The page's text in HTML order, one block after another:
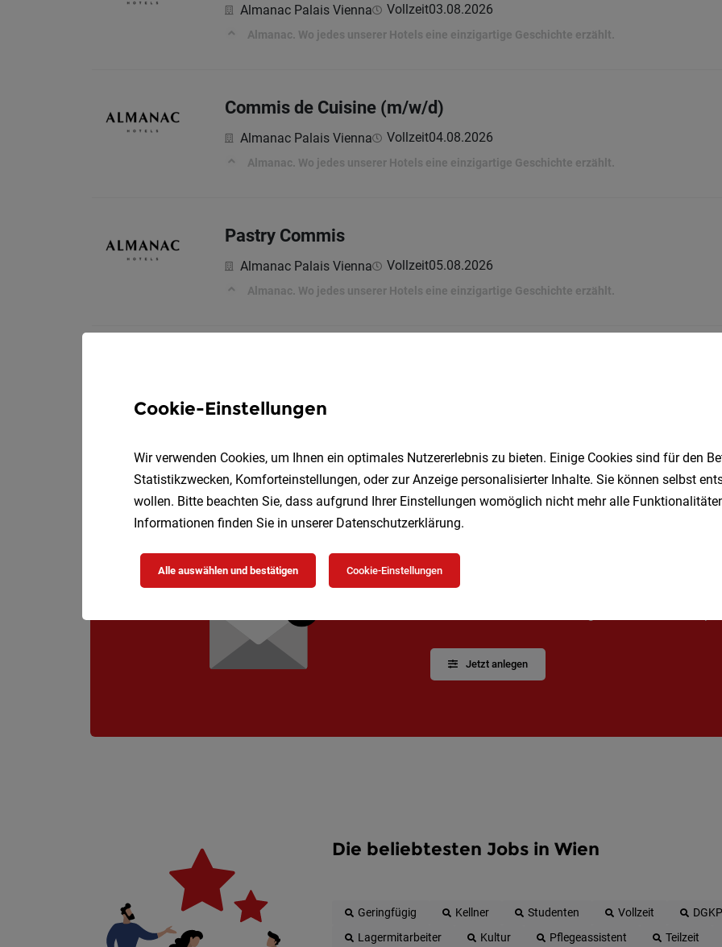
Almanac Palais Vienna Vollzeit03.08.2026
Almanac. Wo jedes unserer Hotels eine einzigartige Geschichte erzählt.
Commis de Cuisine (m/w/d)
Almanac Palais Vienna Vollzeit04.08.2026
Almanac. Wo jedes unserer Hotels eine einzigartige Geschichte erzählt.
Pastry Commis
Almanac Palais Vienna Vollzeit05.08.2026
Almanac. Wo jedes unserer Hotels eine einzigartige Geschichte erzählt.
Almanac. Wo jedes unserer Hotels eine einzigartige Geschichte erzählt.
Speichere deine Suche als
Jetzt anlegen
Die beliebtesten Jobs in Wien
Geringfügig Kellner Studenten Vollzeit
DGKP
Lagermitarbeiter
Kultur Pflegeassistent
Teilzeit
Cookie-Einstellungen
Wir verwenden Cookies, um Ihnen ein optimales Nutzererlebnis zu bieten. Einige Cookies sind für den
Statistikzwecken, Komforteinstellungen, oder zur Anzeige personalisierter Inhalte. Sie können selbst
wollen. Bitte beachten Sie, dass aufgrund Ihrer Einstellungen womöglich nicht mehr alle
Informationen finden Sie in unserer Datenschutzerklärung.
Alle auswählen und bestätigen Cookie-Einstellungen